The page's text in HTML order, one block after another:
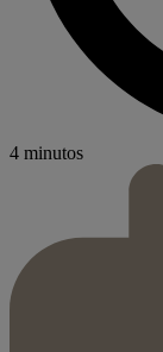
4 minutos